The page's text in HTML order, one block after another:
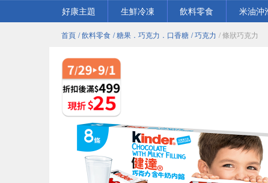
好康主題
生鮮冷凍 飲料零食 米油沖
首頁 / 飲料零食 / 糖果．巧克力．口香糖 / 巧克力 / 條狀巧克力